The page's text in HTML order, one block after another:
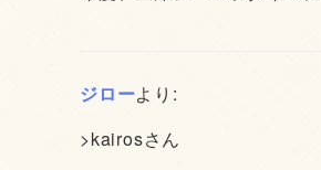
ジローより:
>kairosさん